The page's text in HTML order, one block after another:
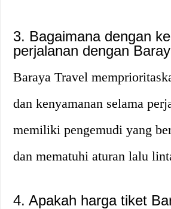
3. Bagaimana dengan
perjalanan dengan
Baraya Travel
dan kenyamanan selama
memiliki pengemudi yang
dan mematuhi aturan lalu
4. Apakah harga tiket